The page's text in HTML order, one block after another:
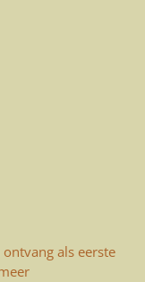
als eerste